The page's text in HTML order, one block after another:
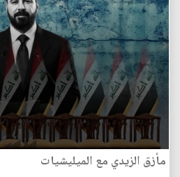
مأزق الزيدي مع الميليشيات